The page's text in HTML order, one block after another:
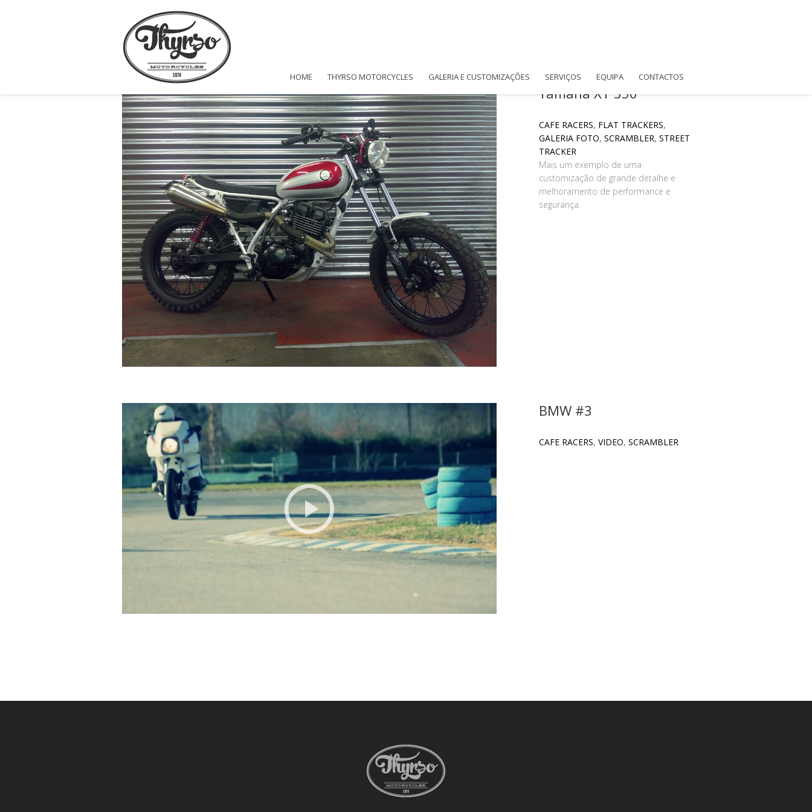
HOME THYRSO MOTORCYCLES GALERIA E CUSTOMIZAÇÕES SERVIÇOS EQUIPA CONTACTOS
Yamaha XT 350
CAFE RACERS, FLAT TRACKERS,
GALERIA FOTO, SCRAMBLER, STREET
TRACKER
Mais um exemplo de uma
customização de grande detalhe e
melhoramento de performance e
segurança.
BMW #3
CAFE RACERS, VIDEO, SCRAMBLER